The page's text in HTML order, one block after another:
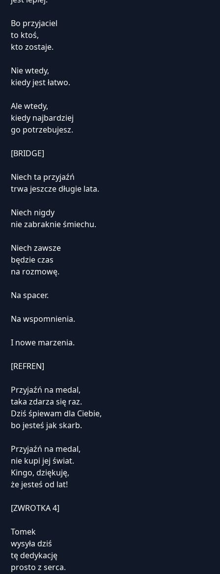
Bo przyjaciel
to ktoś,
kto zostaje.
Nie wtedy,
kiedy jest łatwo.
Ale wtedy,
kiedy najbardziej
go potrzebujesz.
[BRIDGE]
Niech ta przyjaźń
trwa jeszcze długie lata.
Niech nigdy
nie zabraknie śmiechu.
Niech zawsze
będzie czas
na rozmowę.
Na spacer.
Na wspomnienia.
I nowe marzenia.
[REFREN]
Przyjaźń na medal,
taka zdarza się raz.
Dziś śpiewam dla Ciebie,
bo jesteś jak skarb.
Przyjaźń na medal,
nie kupi jej świat.
Kingo, dziękuję,
że jesteś od lat!
[ZWROTKA 4]
Tomek
wysyła dziś
tę dedykację
prosto z serca.